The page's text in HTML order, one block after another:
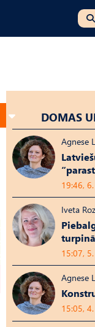
DOMAS
Agnese
19:46,
Iveta
15:07,
Agnese
15:05,